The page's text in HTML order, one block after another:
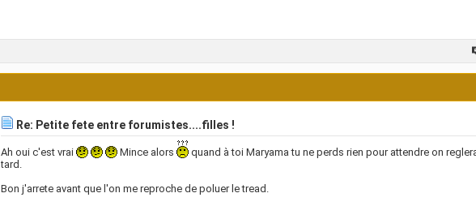
Re: Petite fete entre forumistes....filles !
Ah oui c'est vrai Mince alors
quand à toi Maryama tu ne perds rien pour attendre on
tard.
Bon j'arrete avant que l'on me reproche de poluer le tread.